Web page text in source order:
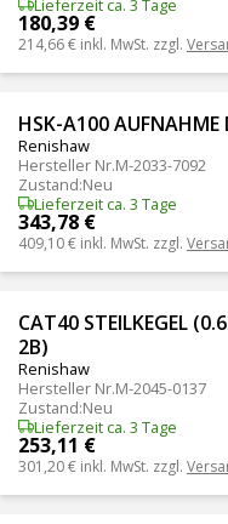
Lieferzeit ca. 3 Tage
180,39 €
214,66 € inkl. MwSt. zzgl.
HSK-A100 AUFNAHME
Renishaw
Hersteller Nr.M-2033-7092
Zustand:Neu
Lieferzeit ca. 3 Tage
343,78 €
409,10 € inkl. MwSt. zzgl.
CAT40 STEILKEGEL
2B)
Renishaw
Hersteller Nr.M-2045-0137
Zustand:Neu
Lieferzeit ca. 3 Tage
253,11 €
301,20 € inkl. MwSt. zzgl.